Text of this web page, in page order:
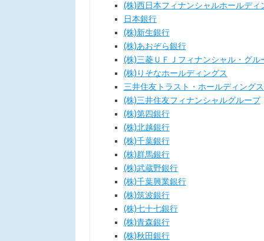
(株)西日本フィナンシャルホールディ
日本銀行
(株)新生銀行
(株)あおぞら銀行
(株)三菱ＵＦＪフィナンシャル・グル
(株)りそなホールディングス
三井住友トラスト・ホールディング
(株)三井住友フィナンシャルグループ
(株)第四銀行
(株)北越銀行
(株)千葉銀行
(株)群馬銀行
(株)武蔵野銀行
(株)千葉興業銀行
(株)筑波銀行
(株)七十七銀行
(株)青森銀行
(株)秋田銀行